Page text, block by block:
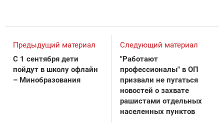
Предыдущий материал
С 1 сентября дети
пойдут в школу офлайн
– Минобразования
Следующий материал
"Работают
профессионалы" в ОП
призвали не пугаться
новостей о захвате
рашистами отдельных
населенных пунктов